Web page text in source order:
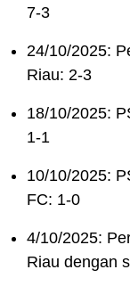
7-3
24/10/2025:
Riau: 2-3
18/10/2025:
1-1
10/10/2025:
FC: 1-0
4/10/2025:
Riau dengan